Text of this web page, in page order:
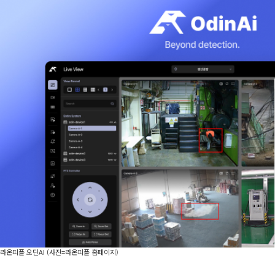
라온피플 오딘AI (사진=라온피플 홈페이지)